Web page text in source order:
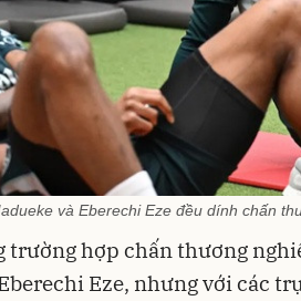
và Eberechi Eze đều dính chấn
trường hợp chấn thương
Eze, nhưng với các